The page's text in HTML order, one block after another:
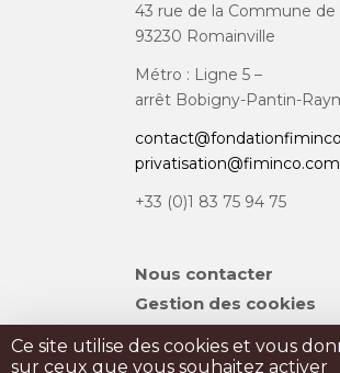
43 rue de la Commune de
93230 Romainville
Métro : Ligne 5 –
arrêt Bobigny-Pantin-
privatisation@fiminco.com
+33 (0)1 83 75 94 75
Aller
contenu
Nous contacter
Gestion des cookies
Plan du site
Ce site utilise des cookies et vous
sur ceux que vous souhaitez activer